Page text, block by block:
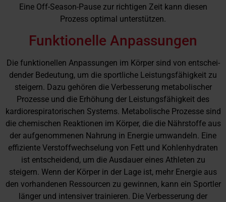
Eine Off-Season-Pause zur richtigen Zeit kann diesen
Prozess optimal unterstützen.
Funktionelle Anpassungen
Die funktionellen Anpassungen im Körper sind von entschei-
dender Bedeutung, um die sportliche Leistungsfähigkeit zu
steigern. Dazu gehören die Verbesserung metabolischer
Prozesse und die Erhöhung der Leistungsfähigkeit des
kardiorespiratorischen Systems. Metabolische Prozesse sind
die chemischen Reaktionen im Körper, die die Nährstoffe aus
der aufgenommenen Nahrung in Energie umwandeln. Eine
effiziente Verstoffwechselung von Fett und Kohlenhydraten
ist entscheidend, um die Ausdauer eines Athleten zu
steigern. Wenn der Körper in der Lage ist, mehr Energie aus
den vorhandenen Ressourcen zu gewinnen, kann ein Sportler
länger und intensiver trainieren. Die Verbesserung der